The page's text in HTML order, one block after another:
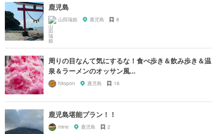
鹿児島
山田瑞姫 鹿児島 8
周りの目なんて気にするな！食べ歩き＆飲み歩き＆温
泉＆ラーメンのオッサン風...
hitopon 鹿児島 16
鹿児島堪能プラン！！
mine 鹿児島 2